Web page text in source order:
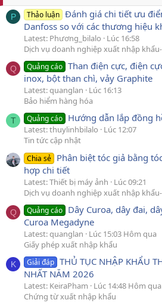
P Thảo luận Đánh giá chi tiết ưu
Danfoss so với các thương hiệu
Latest: Phương_bilalo
Lúc 16:58
Dịch vụ doanh nghiệp xuất nhập
Q Quảng cáo Than điện cực, điện
inox, bột than chì, vảy Graphite
Latest: quanglan
Lúc 16:13
Bảo hiểm hàng hóa
T Quảng cáo Hướng dẫn lắp đồng
Latest: thuylinhbilalo
Lúc 12:07
Tin tức cập nhật
Chia sẻ Phân biệt tóc giả bằng
hợp chi tiết
Latest: Thiết bị máy ảnh
Lúc 09:21
Dịch vụ doanh nghiệp xuất nhập
Q Quảng cáo Dây Curoa, dây đai,
Curoa Megadyne
Latest: quanglan
Lúc 15:03 Hôm qua
Giấy phép xuất nhập khẩu
K Giải đáp THỦ TỤC NHẬP KHẨU
NHẤT NĂM 2026
Latest: KeiraPham
Lúc 14:48 Hôm qua
Chứng từ xuất nhập khẩu